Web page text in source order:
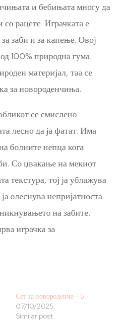
и бебињата многу да
со рацете. Играчката е
заби и за капење. Овој
100% природна гума.
материјал, таа се
за новороденчиња.
се смислено
лесно да ја фатат. Има
болните непца кога
Со џвакање на мекиот
текстура, тој ја ублажува
олеснува непријатноста
на забите.
играчка за
Сет за новороденче – 5
07/10/2025
Similar post